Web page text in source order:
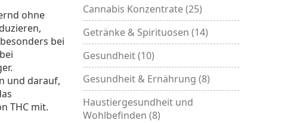
ohne
bei
und darauf,
THC mit.
Cannabis Konzentrate(25)
Getränke & Spirituosen (14)
Gesundheit(10)
Gesundheit & Ernährung (8)
Haustiergesundheit und
Wohlbefinden (8)